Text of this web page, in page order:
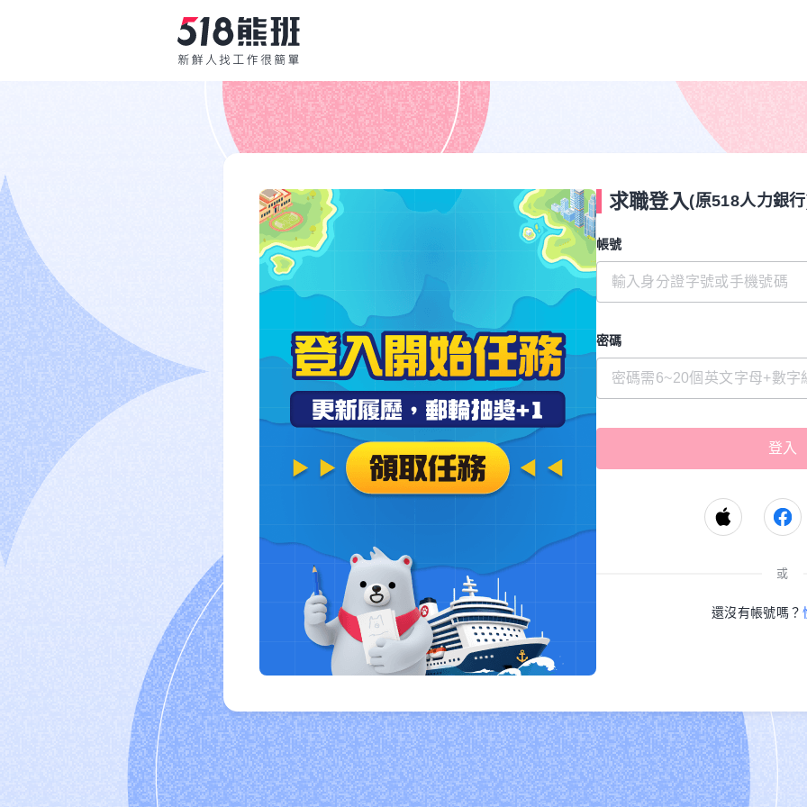
求職登入(原518人力銀
帳號
密碼
或
還沒有帳號嗎？